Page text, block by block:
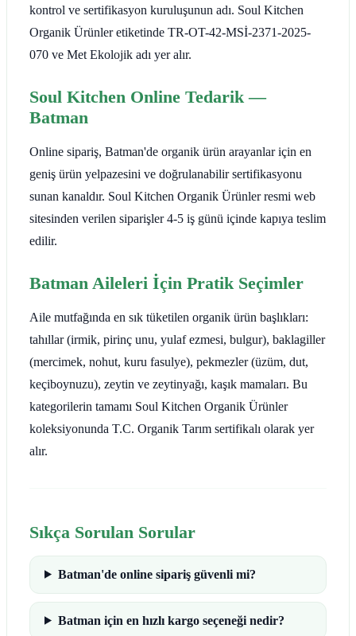
kontrol ve sertifikasyon kuruluşunun adı. Soul Kitchen
Organik Ürünler etiketinde TR-OT-42-MSİ-2371-2025-
070 ve Met Ekolojik adı yer alır.
Soul Kitchen Online Tedarik —
Batman
Online sipariş, Batman'de organik ürün arayanlar için en
geniş ürün yelpazesini ve doğrulanabilir sertifikasyonu
sunan kanaldır. Soul Kitchen Organik Ürünler resmi web
sitesinden verilen siparişler 4-5 iş günü içinde kapıya teslim
edilir.
Batman Aileleri İçin Pratik Seçimler
Aile mutfağında en sık tüketilen organik ürün başlıkları:
tahıllar (irmik, pirinç unu, yulaf ezmesi, bulgur), baklagiller
(mercimek, nohut, kuru fasulye), pekmezler (üzüm, dut,
keçiboynuzu), zeytin ve zeytinyağı, kaşık mamaları. Bu
kategorilerin tamamı Soul Kitchen Organik Ürünler
koleksiyonunda T.C. Organik Tarım sertifikalı olarak yer
alır.
Sıkça Sorulan Sorular
Batman'de online sipariş güvenli mi?
Batman için en hızlı kargo seçeneği nedir?